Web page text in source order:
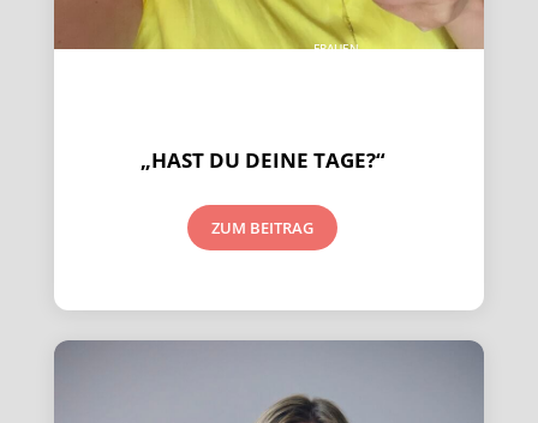
FRAUEN
„HAST DU DEINE TAGE?“
ZUM BEITRAG